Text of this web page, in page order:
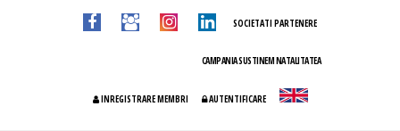
SOCIETATI PARTENERE
CAMPANIA SUSTINEM NATALITATEA
INREGISTRARE MEMBRI AUTENTIFICARE